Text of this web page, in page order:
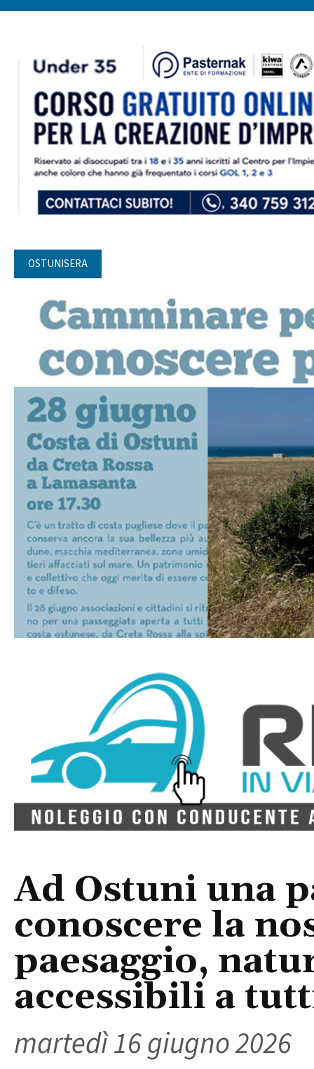
OSTUNISERA
Ad Ostuni una
conoscere la
paesaggio,
accessibili a
martedì 16 giugno 2026